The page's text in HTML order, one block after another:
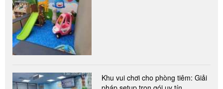
Khu vui chơi cho phòng tiêm: Giải